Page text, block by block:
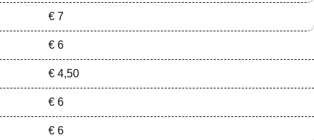
€ 7
€ 6
€ 4,50
€ 6
€ 6